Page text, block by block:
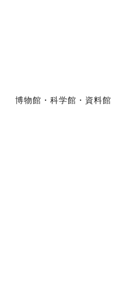
博物館・科学館・資料館